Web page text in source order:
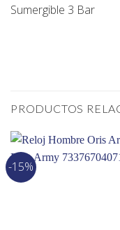
Sumergible 3 Bar
PRODUCTOS
-15%